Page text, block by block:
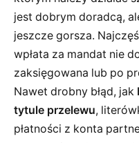
jest dobrym doradcą,
jeszcze gorsza.
wpłata za mandat nie
zaksięgowana lub po
Nawet drobny błąd, jak
tytule przelewu,
płatności z konta